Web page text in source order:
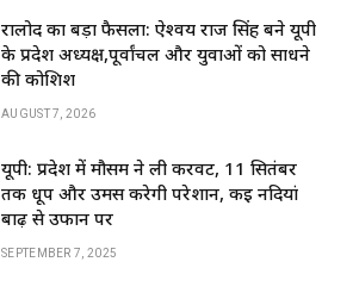
रालोद का बड़ा फैसला: ऐश्वर्य राज सिंह बने यूपी
के प्रदेश अध्यक्ष,पूर्वांचल और युवाओं को साधने
की कोशिश
AUGUST 7, 2026
यूपी: प्रदेश में मौसम ने ली करवट, 11 सितंबर
तक धूप और उमस करेगी परेशान, कई नदियां
बाढ़ से उफान पर
SEPTEMBER 7, 2025